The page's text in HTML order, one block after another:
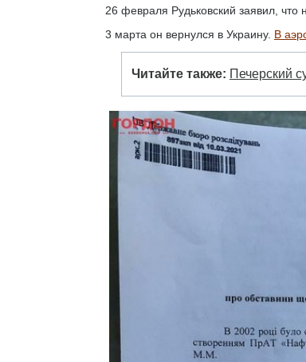
26 февраля Рудьковский заявил,
3 марта он вернулся в Украину. В
Читайте также: Печерский